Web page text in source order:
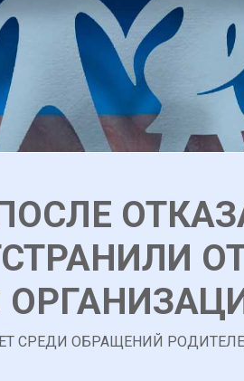
СРЕДИ ОБРАЩЕНИЙ